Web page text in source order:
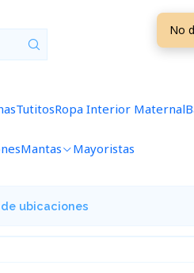
TutitosRopa Interior Maternal
Mantas Mayoristas
lista de favoritos
ubicaciones
No